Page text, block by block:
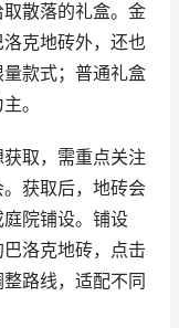
散落的礼盒。金
克地砖外，还也
款式；普通礼盒
。
取，需重点关注
获取后，地砖会
院铺设。铺设
洛克地砖，点击
路线，适配不同